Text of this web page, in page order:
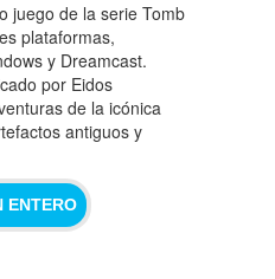
juego de la serie Tomb
plataformas,
y Dreamcast.
por Eidos
de la icónica
antiguos y
ENTERO